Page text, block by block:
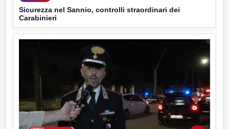
Sicurezza nel Sannio, controlli straordinari dei
Carabinieri